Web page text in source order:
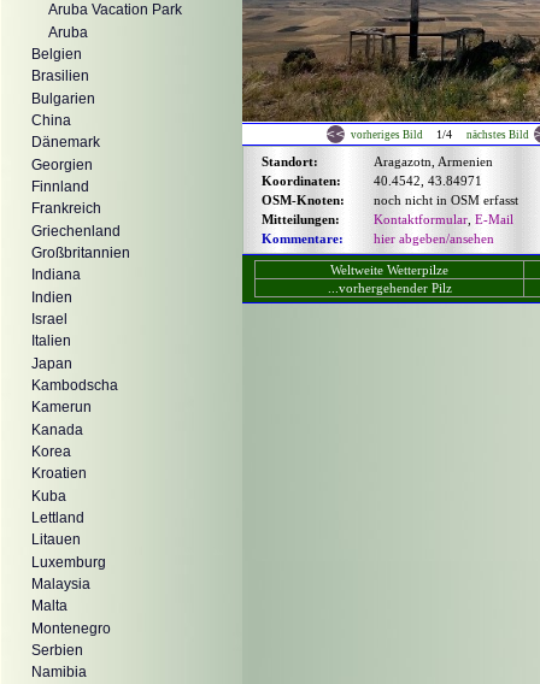
Aruba Vacation Park
Aruba
Belgien
Brasilien
Bulgarien
China
Dänemark
Georgien
Finnland
Frankreich
Griechenland
Großbritannien
Indiana
Indien
Israel
Italien
Japan
Kambodscha
Kamerun
Kanada
Korea
Kroatien
Kuba
Lettland
Litauen
Luxemburg
Malaysia
Malta
Montenegro
Serbien
Namibia
vorheriges Bild 1/4 nächstes Bild
Standort:
Aragazotn, Armenien
Koordinaten:
40.4542, 43.84971
OSM-Knoten:
noch nicht in OSM erfasst
Mitteilungen:
Kontaktformular E-Mail
Kommentare:
hier abgeben/ansehen
Weltweite Wetterpilze
...vorhergehender Pilz